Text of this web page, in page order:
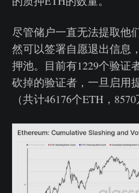
尽管储户一直无法提取他
然可以签署自愿退出信息
押池。目前有1229个验证
砍掉的验证者，一旦启用
（共计46176个ETH，8570